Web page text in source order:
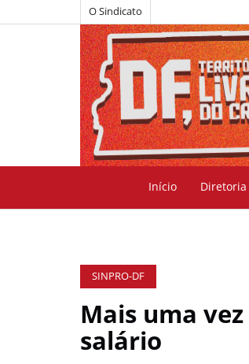
O Sindicato
Início Diretoria
SINPRO-DF
Mais uma
salário